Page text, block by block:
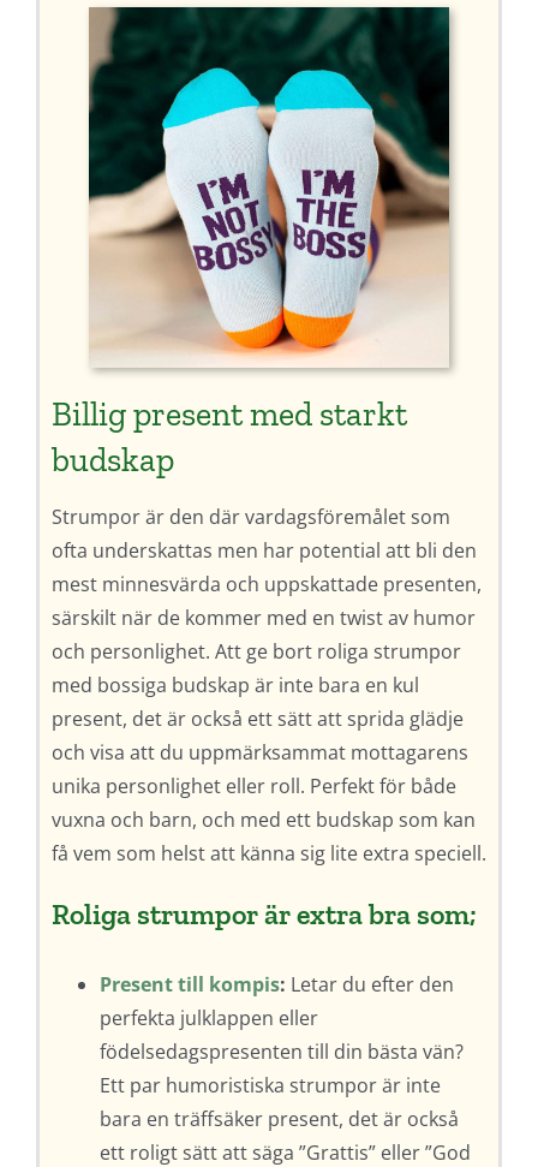
Billig present med starkt
budskap
Strumpor är den där vardagsföremålet som
ofta underskattas men har potential att bli den
mest minnesvärda och uppskattade presenten,
särskilt när de kommer med en twist av humor
och personlighet. Att ge bort roliga strumpor
med bossiga budskap är inte bara en kul
present, det är också ett sätt att sprida glädje
och visa att du uppmärksammat mottagarens
unika personlighet eller roll. Perfekt för både
vuxna och barn, och med ett budskap som kan
få vem som helst att känna sig lite extra speciell.
Roliga strumpor är extra bra som;
Present till kompis: Letar du efter den
perfekta julklappen eller
födelsedagspresenten till din bästa vän?
Ett par humoristiska strumpor är inte
bara en träffsäker present, det är också
ett roligt sätt att säga ”Grattis” eller ”God